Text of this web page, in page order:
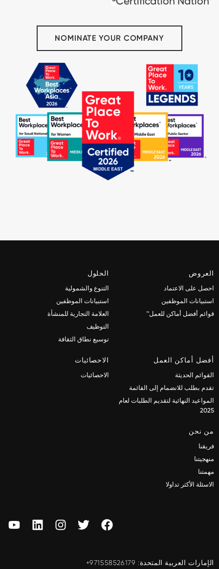
™
NOMINATE YOUR COMPANY
العروض
احصل على الاعتماد
استبيانات الموظفين
قوائم أفضل أماكن للعمل™
الحلول
التنوع والشمولية
استبيانات الموظفين
العلامة التجارية للمنشأة
التوظيف
توسيع نطاق الثقافة
أفضل أماكن العمل
القوائم الحديثة
تقدم بطلب للانضمام إلى القائمة
المواعيد النهائية لتقديم الطلبات لعام
2025
الاحصائيات
الاحصائيات
من نحن
فريقنا
منهجيتنا
مهمتنا
الاسئلة الأكثر تداولا
الإمارات العربية المتحدة: ‎+971558526179